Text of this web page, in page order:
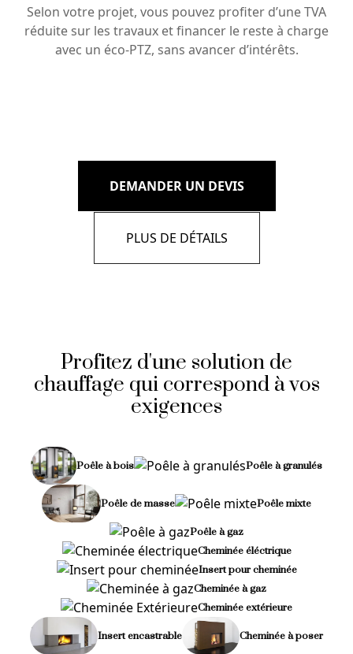
Selon votre projet, vous pouvez profiter d’une TVA
réduite sur les travaux et financer le reste à charge
avec un éco-PTZ, sans avancer d’intérêts.
DEMANDER UN DEVIS
PLUS DE DÉTAILS
Profitez d'une solution de
chauffage qui correspond à vos
exigences
Poêle à bois Poêle à granulés
Poêle de masse Poêle mixte
Poêle à gaz
Cheminée éléctrique
Insert pour cheminée
Cheminée à gaz
Cheminée extérieure
Insert encastrable Cheminée à poser